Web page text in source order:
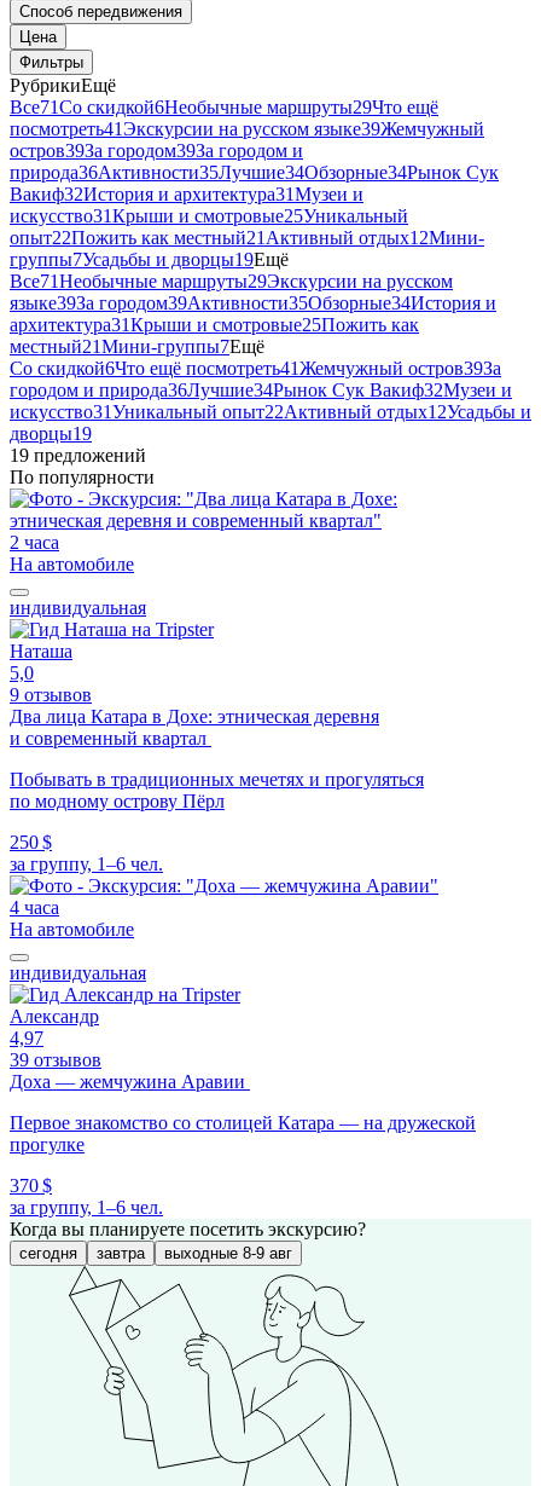
Способ передвижения
Цена
Фильтры
РубрикиЕщё
Все71Со скидкой6Необычные маршруты29Что ещё
посмотреть41Экскурсии на русском языке39Жемчужный
остров39За городом39За городом и
природа36Активности35Лучшие34Обзорные34Рынок Сук
Вакиф32История и архитектура31Музеи и
искусство31Крыши и смотровые25Уникальный
опыт22Пожить как местный21 Активный отдых12Мини-
группы7Усадьбы и дворцы19Ещё
Все71Необычные маршруты29Экскурсии на русском
языке39За городом39Активности35Обзорные34История и
архитектура31Крыши и смотровые25Пожить как
местный21Мини-группы7Ещё
Со скидкой6Что ещё посмотреть41Жемчужный остров39За
городом и природа36Лучшие34Рынок Сук Вакиф32Музеи и
искусство31Уникальный опыт22Активный отдых12Усадьбы и
дворцы19
19 предложений
По популярности
2 часа
На автомобиле
индивидуальная
Наташа
5,0
9 отзывов
Два лица Катара в Дохе: этническая деревня
и современный квартал
Побывать в традиционных мечетях и прогуляться
по модному острову Пёрл
250 $
за группу, 1–6 чел.
4 часа
На автомобиле
индивидуальная
Александр
4,97
39 отзывов
Доха — жемчужина Аравии
Первое знакомство со столицей Катара — на дружеской
прогулке
370 $
за группу, 1–6 чел.
Когда вы планируете посетить экскурсию?
сегодня завтра выходные 8-9 авг